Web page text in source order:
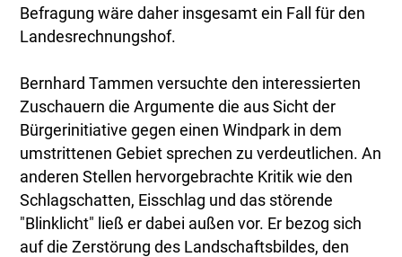
Befragung wäre daher insgesamt ein Fall für den
Landesrechnungshof.
Bernhard Tammen versuchte den interessierten
Zuschauern die Argumente die aus Sicht der
Bürgerinitiative gegen einen Windpark in dem
umstrittenen Gebiet sprechen zu verdeutlichen. An
anderen Stellen hervorgebrachte Kritik wie den
Schlagschatten, Eisschlag und das störende
"Blinklicht" ließ er dabei außen vor. Er bezog sich
auf die Zerstörung des Landschaftsbildes, den